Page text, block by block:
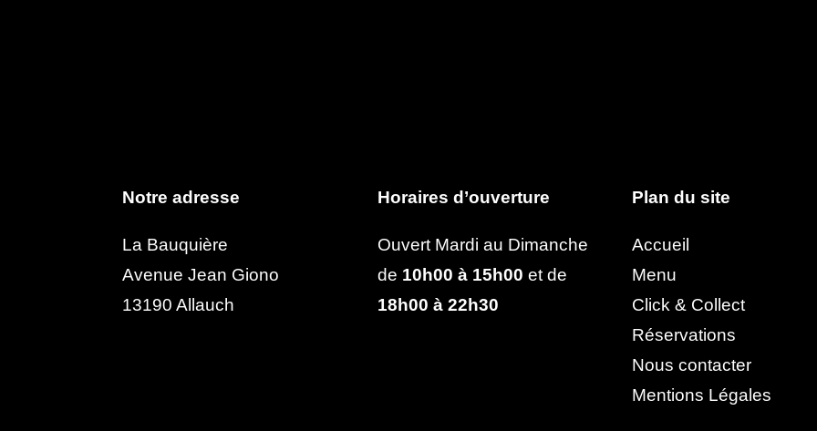
Notre adresse
La Bauquière
Avenue Jean Giono
13190 Allauch
Horaires d’ouverture
Ouvert Mardi au Dimanche
de 10h00 à 15h00 et de
18h00 à 22h30
Plan du site
Accueil
Menu
Click & Collect
Réservations
Nous contacter
Mentions Légales